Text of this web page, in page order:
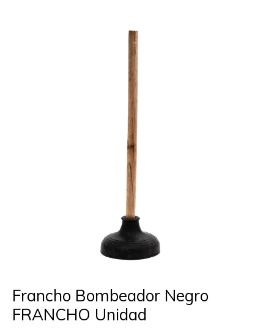
Francho Bombeador Negro
FRANCHO Unidad